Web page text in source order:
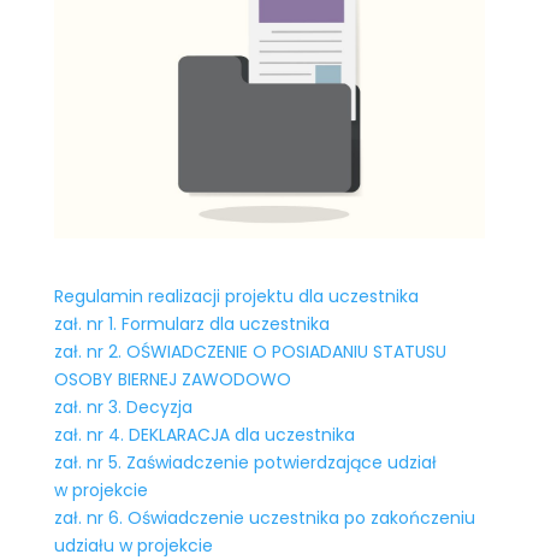
Regulamin realizacji projektu dla uczestnika
zał. nr 1. Formularz dla uczestnika
zał. nr 2. OŚWIADCZENIE O POSIADANIU STATUSU
OSOBY BIERNEJ ZAWODOWO
zał. nr 3. Decyzja
zał. nr 4. DEKLARACJA dla uczestnika
zał. nr 5. Zaświadczenie potwierdzające udział
w projekcie
zał. nr 6. Oświadczenie uczestnika po zakończeniu
udziału w projekcie